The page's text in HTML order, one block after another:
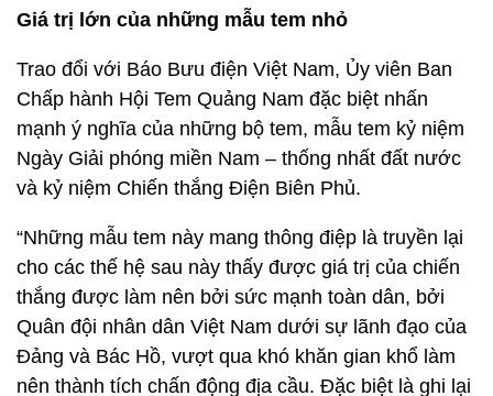
Giá trị lớn của những mẫu tem nhỏ
Trao đổi với Báo Bưu điện Việt Nam, Ủy viên Ban
Chấp hành Hội Tem Quảng Nam đặc biệt nhấn
mạnh ý nghĩa của những bộ tem, mẫu tem kỷ niệm
Ngày Giải phóng miền Nam – thống nhất đất nước
và kỷ niệm Chiến thắng Điện Biên Phủ.
“Những mẫu tem này mang thông điệp là truyền lại
cho các thế hệ sau này thấy được giá trị của chiến
thắng được làm nên bởi sức mạnh toàn dân, bởi
Quân đội nhân dân Việt Nam dưới sự lãnh đạo của
Đảng và Bác Hồ, vượt qua khó khăn gian khổ làm
nên thành tích chấn động địa cầu. Đặc biệt là ghi lại